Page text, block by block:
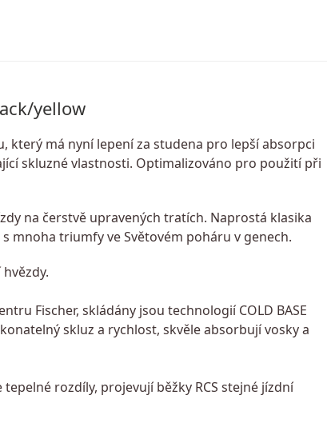
yellow
který má nyní lepení za studena pro lepší absorpci
skluzné vlastnosti. Optimalizováno pro použití při
na čerstvě upravených tratích. Naprostá klasika
mnoha triumfy ve Světovém poháru v genech.
Fischer, skládány jsou technologií COLD BASE
skluz a rychlost, skvěle absorbují vosky a
rozdíly, projevují běžky RCS stejné jízdní